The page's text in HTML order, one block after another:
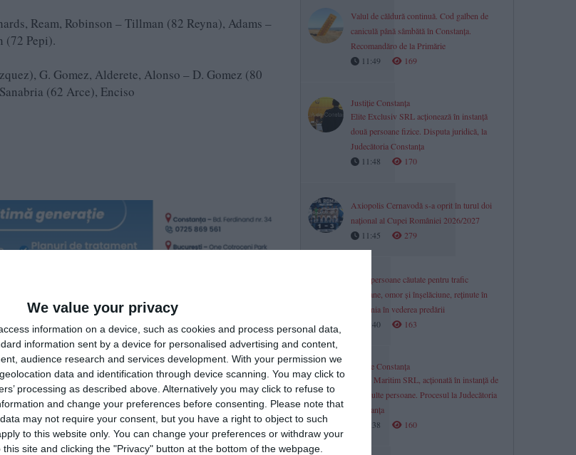
We value your privacy
information on a device, such as cookies and process personal data,
information sent by a device for personalised advertising and content,
audience research and services development. With your permission we
data and identification through device scanning. You may click to
processing as described above. Alternatively you may click to refuse to
and change your preferences before consenting.
Please note that
may not require your consent, but you have a right to object to such
to this website only. You can change your preferences or withdraw your
site and clicking the "Privacy" button at the bottom of the webpage.
Ream, Robinson – Tillman (82 Reyna), Adams –
(72 Pepi).
G. Gomez, Alderete, Alonso – D. Gomez (80
(62 Arce), Enciso
Valul de căldură continuă. Cod galben de
caniculă până sâmbătă în Constanța.
Recomandăro de la Primărie
11:49
169
Justiție Constanța
Elite Exclusiv SRL acționează în instanță
două persoane fizice. Disputa juridică, la
Judecătoria Constanța
11:48
170
Axiopolis Cernavodă s-a oprit în turul doi
național al Cupei României 2026/2027
11:45
279
Patru persoane căutate pentru trafic
persoane, omor și înșelăciune, reținute în
România în vederea predării
11:40
163
Justiție Constanța
Lukas Maritim SRL, acționată în instanță de
mai multe persoane. Procesul la Judecătoria
Constanța
11:38
160